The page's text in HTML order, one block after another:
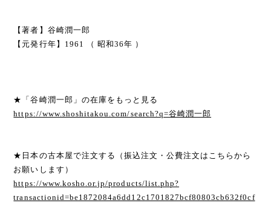
【著者】谷崎潤一郎
【元発行年】1961 （ 昭和36年 ）
★「谷崎潤一郎」の在庫をもっと見る
https://www.shoshitakou.com/search?q=谷崎潤一郎
★日本の古本屋で注文する（振込注文・公費注文はこちらから
お願いします）
https://www.kosho.or.jp/products/list.php?
transactionid=be1872084a6dd12c1701827bcf80803cb632f0cf